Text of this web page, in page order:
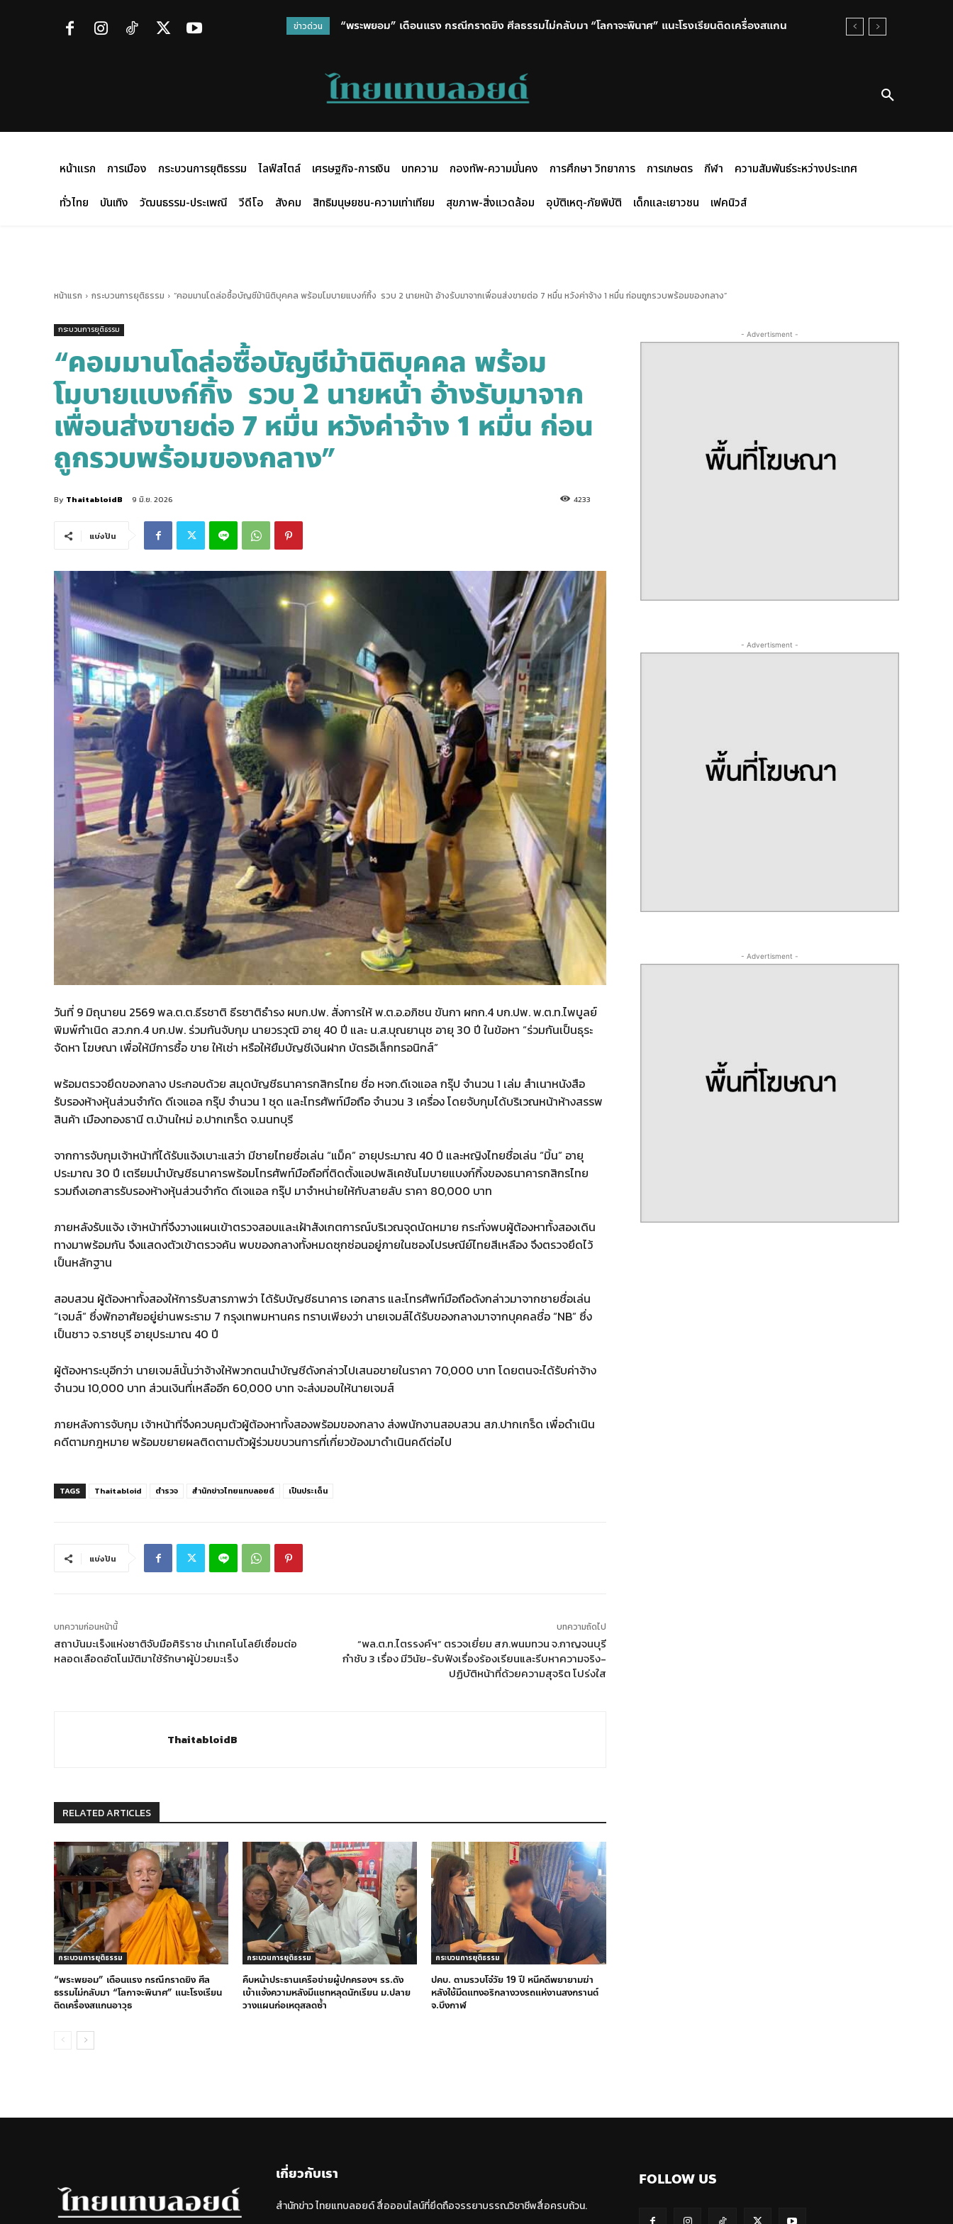
ข่าวด่วน
“พระพยอม” เตือนแรง กรณีกราดยิง ศีลธรรมไม่กลับมา “โลกาจะพินาศ” แนะโรงเรียนติดเครื่องสแกน
หน้าแรก การเมือง กระบวนการยุติธรรม ไลฟ์สไตล์ เศรษฐกิจ-การเงิน บทความ กองทัพ-ความมั่นคง การศึกษา วิทยาการ การเกษตร กีฬา
ความสัมพันธ์ระหว่างประเทศ
ทั่วไทย
บันเทิง วัฒนธรรม-ประเพณี วีดีโอ สังคม สิทธิมนุษยชน-ความเท่าเทียม สุขภาพ-สิ่งแวดล้อม อุบัติเหตุ-ภัยพิบัติ เด็กและเยาวชน เฟคนิวส์
หน้าแรก กระบวนการยุติธรรม “คอมมานโดล่อซื้อบัญชีม้านิติบุคคล พร้อมโมบายแบงก์กิ้ง รวบ 2 นายหน้า อ้างรับมาจากเพื่อนส่งขายต่อ 7 หมื่น หวังค่าจ้าง 1 หมื่น ก่อนถูกรวบพร้อมของกลาง”
กระบวนการยุติธรรม
“คอมมานโดล่อซื้อบัญชีม้านิติบุคคล พร้อม
โมบายแบงก์กิ้ง รวบ 2 นายหน้า อ้างรับมาจาก
เพื่อนส่งขายต่อ 7 หมื่น หวังค่าจ้าง 1 หมื่น ก่อน
ถูกรวบพร้อมของกลาง”
By ThaitabloidB 9 มิ.ย. 2026 4233
แบ่งปัน
วันที่ 9 มิถุนายน 2569 พล.ต.ต.ธีรชาติ ธีรชาติธำรง ผบก.ปพ. สั่งการให้ พ.ต.อ.อภิชน ขันกา ผกก.4 บก.ปพ. พ.ต.ท.ไพบูลย์
พิมพ์กำเนิด สว.กก.4 บก.ปพ. ร่วมกันจับกุม นายวรวุฒิ อายุ 40 ปี และ น.ส.บุณยานุช อายุ 30 ปี ในข้อหา “ร่วมกันเป็นธุระ
จัดหา โฆษณา เพื่อให้มีการซื้อ ขาย ให้เช่า หรือให้ยืมบัญชีเงินฝาก บัตรอิเล็กทรอนิกส์”
พร้อมตรวจยึดของกลาง ประกอบด้วย สมุดบัญชีธนาคารกสิกรไทย ชื่อ หจก.ดีเจแอล กรุ๊ป จำนวน 1 เล่ม สำเนาหนังสือ
รับรองห้างหุ้นส่วนจำกัด ดีเจแอล กรุ๊ป จำนวน 1 ชุด และโทรศัพท์มือถือ จำนวน 3 เครื่อง โดยจับกุมได้บริเวณหน้าห้างสรรพ
สินค้า เมืองทองธานี ต.บ้านใหม่ อ.ปากเกร็ด จ.นนทบุรี
จากการจับกุมเจ้าหน้าที่ได้รับแจ้งเบาะแสว่า มีชายไทยชื่อเล่น “แม็ค” อายุประมาณ 40 ปี และหญิงไทยชื่อเล่น “มิ้น” อายุ
ประมาณ 30 ปี เตรียมนำบัญชีธนาคารพร้อมโทรศัพท์มือถือที่ติดตั้งแอปพลิเคชันโมบายแบงก์กิ้งของธนาคารกสิกรไทย
รวมถึงเอกสารรับรองห้างหุ้นส่วนจำกัด ดีเจแอล กรุ๊ป มาจำหน่ายให้กับสายลับ ราคา 80,000 บาท
ภายหลังรับแจ้ง เจ้าหน้าที่จึงวางแผนเข้าตรวจสอบและเฝ้าสังเกตการณ์บริเวณจุดนัดหมาย กระทั่งพบผู้ต้องหาทั้งสองเดิน
ทางมาพร้อมกัน จึงแสดงตัวเข้าตรวจค้น พบของกลางทั้งหมดซุกซ่อนอยู่ภายในซองไปรษณีย์ไทยสีเหลือง จึงตรวจยึดไว้
เป็นหลักฐาน
สอบสวน ผู้ต้องหาทั้งสองให้การรับสารภาพว่า ได้รับบัญชีธนาคาร เอกสาร และโทรศัพท์มือถือดังกล่าวมาจากชายชื่อเล่น
“เจมส์” ซึ่งพักอาศัยอยู่ย่านพระราม 7 กรุงเทพมหานคร ทราบเพียงว่า นายเจมส์ได้รับของกลางมาจากบุคคลชื่อ “NB” ซึ่ง
เป็นชาว จ.ราชบุรี อายุประมาณ 40 ปี
ผู้ต้องหาระบุอีกว่า นายเจมส์นั้นว่าจ้างให้พวกตนนำบัญชีดังกล่าวไปเสนอขายในราคา 70,000 บาท โดยตนจะได้รับค่าจ้าง
จำนวน 10,000 บาท ส่วนเงินที่เหลืออีก 60,000 บาท จะส่งมอบให้นายเจมส์
ภายหลังการจับกุม เจ้าหน้าที่จึงควบคุมตัวผู้ต้องหาทั้งสองพร้อมของกลาง ส่งพนักงานสอบสวน สภ.ปากเกร็ด เพื่อดำเนิน
คดีตามกฎหมาย พร้อมขยายผลติดตามตัวผู้ร่วมขบวนการที่เกี่ยวข้องมาดำเนินคดีต่อไป
TAGS Thaitabloid ตำรวจ สำนักข่าวไทยแทบลอยด์ เป็นประเด็น
แบ่งปัน
บทความก่อนหน้านี้
สถาบันมะเร็งแห่งชาติจับมือศิริราช นำเทคโนโลยีเชื่อมต่อ
หลอดเลือดอัตโนมัติมาใช้รักษาผู้ป่วยมะเร็ง
บทความถัดไป
“พล.ต.ท.ไตรรงค์ฯ” ตรวจเยี่ยม สภ.พนมทวน จ.กาญจนบุรี
กำชับ 3 เรื่อง มีวินัย-รับฟังเรื่องร้องเรียนและรีบหาความจริง-
ปฏิบัติหน้าที่ด้วยความสุจริต โปร่งใส
ThaitabloidB
RELATED ARTICLES
กระบวนการยุติธรรม
“พระพยอม” เตือนแรง กรณีกราดยิง ศีล
ธรรมไม่กลับมา “โลกาจะพินาศ” แนะโรงเรียน
ติดเครื่องสแกนอาวุธ
กระบวนการยุติธรรม
คืบหน้าประธานเครือข่ายผู้ปกครองฯ รร.ดัง
เข้าแจ้งความหลังมีแชทหลุดนักเรียน ม.ปลาย
วางแผนก่อเหตุสลดซ้ำ
กระบวนการยุติธรรม
ปคบ. ตามรวบโจ๋วัย 19 ปี หนีคดีพยายามฆ่า
หลังใช้มีดแทงอริกลางวงรถแห่งานสงกรานต์
จ.บึงกาฬ
- Advertisment -
- Advertisment -
- Advertisment -
เกี่ยวกับเรา
สำนักข่าว ไทยแทบลอยด์ สื่อออนไลน์ที่ยึดถือจรรยาบรรณวิชาชีพสื่อครบถ้วน.
FOLLOW US